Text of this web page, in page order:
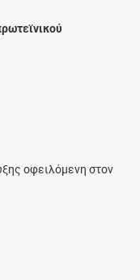
οφειλόμενη στον